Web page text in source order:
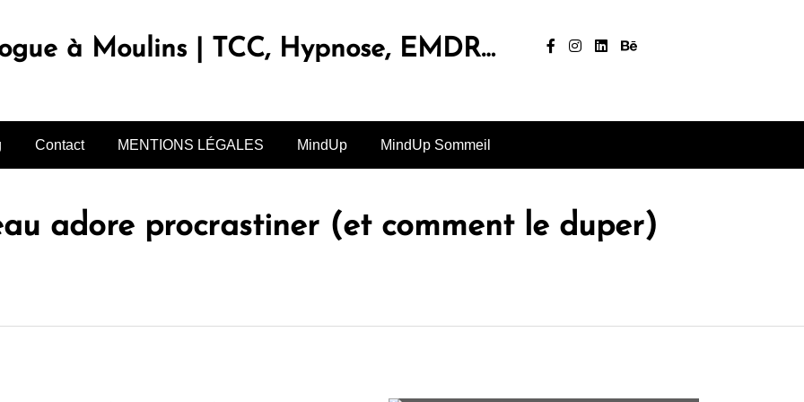
à Moulins | TCC, Hypnose, EMDR…
Contact MENTIONS LÉGALES MindUp MindUp Sommeil
adore procrastiner (et comment le duper)